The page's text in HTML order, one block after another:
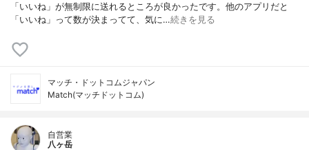
「いいね」が無制限に送れるところが良かったです。他のアプリだと
「いいね」って数が決まってて、気に…続きを見る
マッチ・ドットコムジャパン
Match(マッチドットコム)
自営業
八ヶ岳